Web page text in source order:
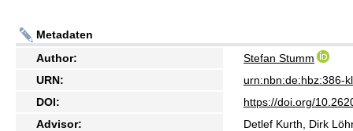
Metadaten
Author:
Stefan Stumm
URN:
urn:nbn:de:hbz:386-
DOI:
https://doi.org/
Advisor:
Detlef Kurth, Dirk